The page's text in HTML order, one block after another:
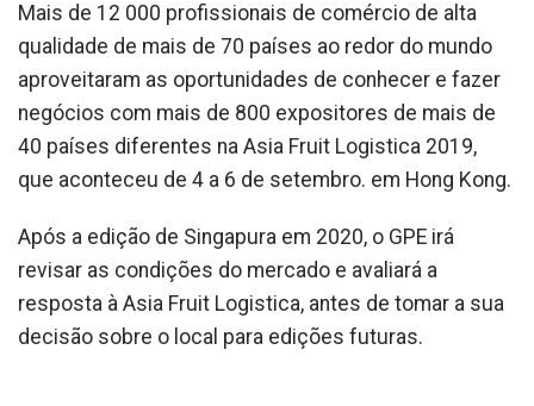
Mais de 12 000 profissionais de comércio de alta
qualidade de mais de 70 países ao redor do mundo
aproveitaram as oportunidades de conhecer e fazer
negócios com mais de 800 expositores de mais de
40 países diferentes na Asia Fruit Logistica 2019,
que aconteceu de 4 a 6 de setembro. em Hong Kong.
Após a edição de Singapura em 2020, o GPE irá
revisar as condições do mercado e avaliará a
resposta à Asia Fruit Logistica, antes de tomar a sua
decisão sobre o local para edições futuras.